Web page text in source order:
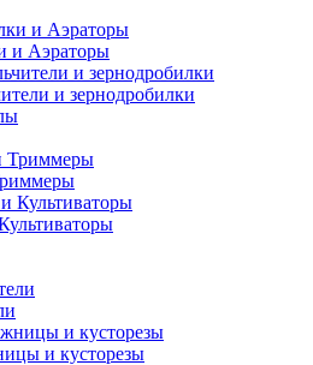
и Аэраторы
и зернодробилки
и кусторезы